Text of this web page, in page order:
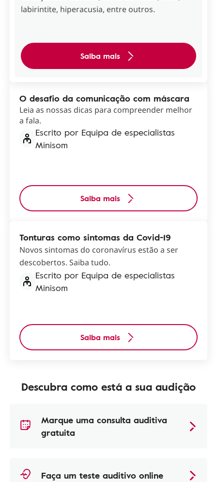
labirintite, hiperacusia, entre outros.
Saiba mais
O desafio da comunicação com máscara
Leia as nossas dicas para compreender melhor
a fala.
Escrito por Equipa de especialistas
Minisom
Saiba mais
Tonturas como sintomas da Covid-19
Novos sintomas do coronavírus estão a ser
descobertos. Saiba tudo.
Escrito por Equipa de especialistas
Minisom
Saiba mais
Descubra como está a sua audição
Marque uma consulta auditiva
gratuita
Faça um teste auditivo online